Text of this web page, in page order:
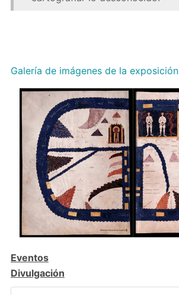
Galería de imágenes de la exposición
Eventos
Divulgación